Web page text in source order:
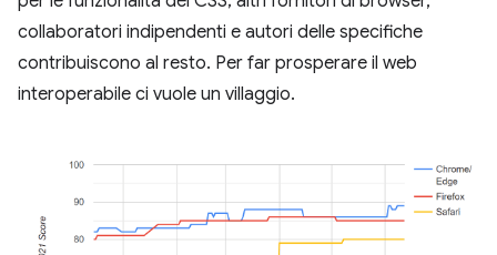
collaboratori indipendenti e autori delle specifiche
contribuiscono al resto. Per far prosperare il web
interoperabile ci vuole un villaggio.